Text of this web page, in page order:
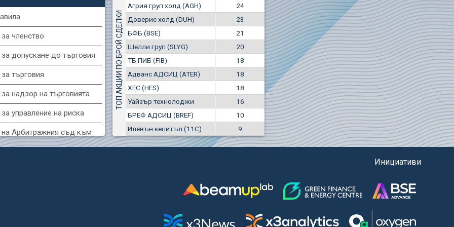
(MONB) Монбат
1 EUR
1 9753BGN
Корадо-БГ
3000
4 4984
Еврохолд България
1 1100EUR
2 1709BGN
Агрия груп холд (AGH)
29 244 EUR
57 196 BGN
+7.36%
8 7500EUR
1135 BGN
членство
допускане до търговия
търговия
надзор на търговията
управление на риска
на Арбитражния съд към
борса
регистрация и търговия
книжа
подаване на вътрешни
ТОП АКЦИИ ПО БРОЙ СДЕЛКИ
Агрия груп холд (AGH)
24
Доверие холд (DUH)
23
БФБ (BSE)
21
Шелли груп (SLYG)
20
ТБ ПИБ (FIB)
18
Адванс АДСИЦ (ATER)
18
ХЕС (HES)
18
Уайзър технолоджи
16
БРЕФ АДСИЦ (BREF)
10
Илевън кепитъл (11C)
9
Инициативи